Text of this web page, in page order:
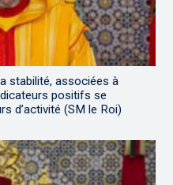
stabilité, associées à
positifs se
d’activité (SM le Roi)